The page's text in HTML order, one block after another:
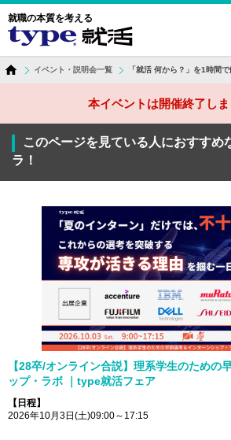
就職の本質を考える
イベント・説明会一覧 「就活 何から？」を1時間
本イベントは開催終了しま
このページを見ている人におすすめ
ラ！
【28卒/オンライン合説】理系学生のための
ップ・ラボ ｜type就活フェア
【日程】
2026年10月3日(土)09:00～17:15